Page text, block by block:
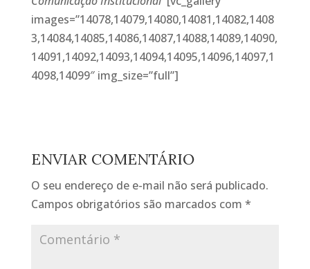
images=”14078,14079,14080,14081,14082,1408
3,14084,14085,14086,14087,14088,14089,14090,
14091,14092,14093,14094,14095,14096,14097,1
4098,14099″ img_size=”full”]
ENVIAR COMENTÁRIO
O seu endereço de e-mail não será publicado.
Campos obrigatórios são marcados com *